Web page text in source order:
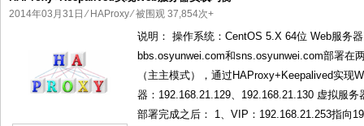
2014年03月31日 ⁄ HAProxy⁄ 被围观 37,854次+
说明： 操作系统：CentOS 5.X 64位 Web服务
bbs.osyunwei.com和sns.osyunwei.com部署在
（主主模式），通过HAProxy+Keepalived实
器：192.168.21.129、192.168.21.130 虚拟服
部署完成之后： 1、VIP：192.168.21.253指向